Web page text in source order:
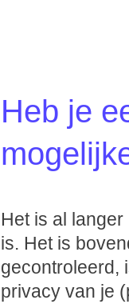
Heb je
Het is al
is. Het is
gecontroleerd,
privacy van je